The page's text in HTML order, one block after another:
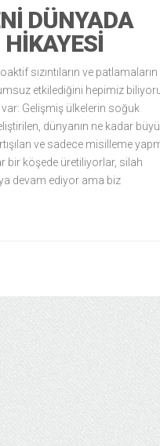
DÜNYADA
sızıntıların ve patlamaların
etkilediğini hepimiz
Gelişmiş ülkelerin soğuk
dünyanın ne kadar
ve sadece misilleme
bir köşede üretiliyorlar, silah
devam ediyor ama biz